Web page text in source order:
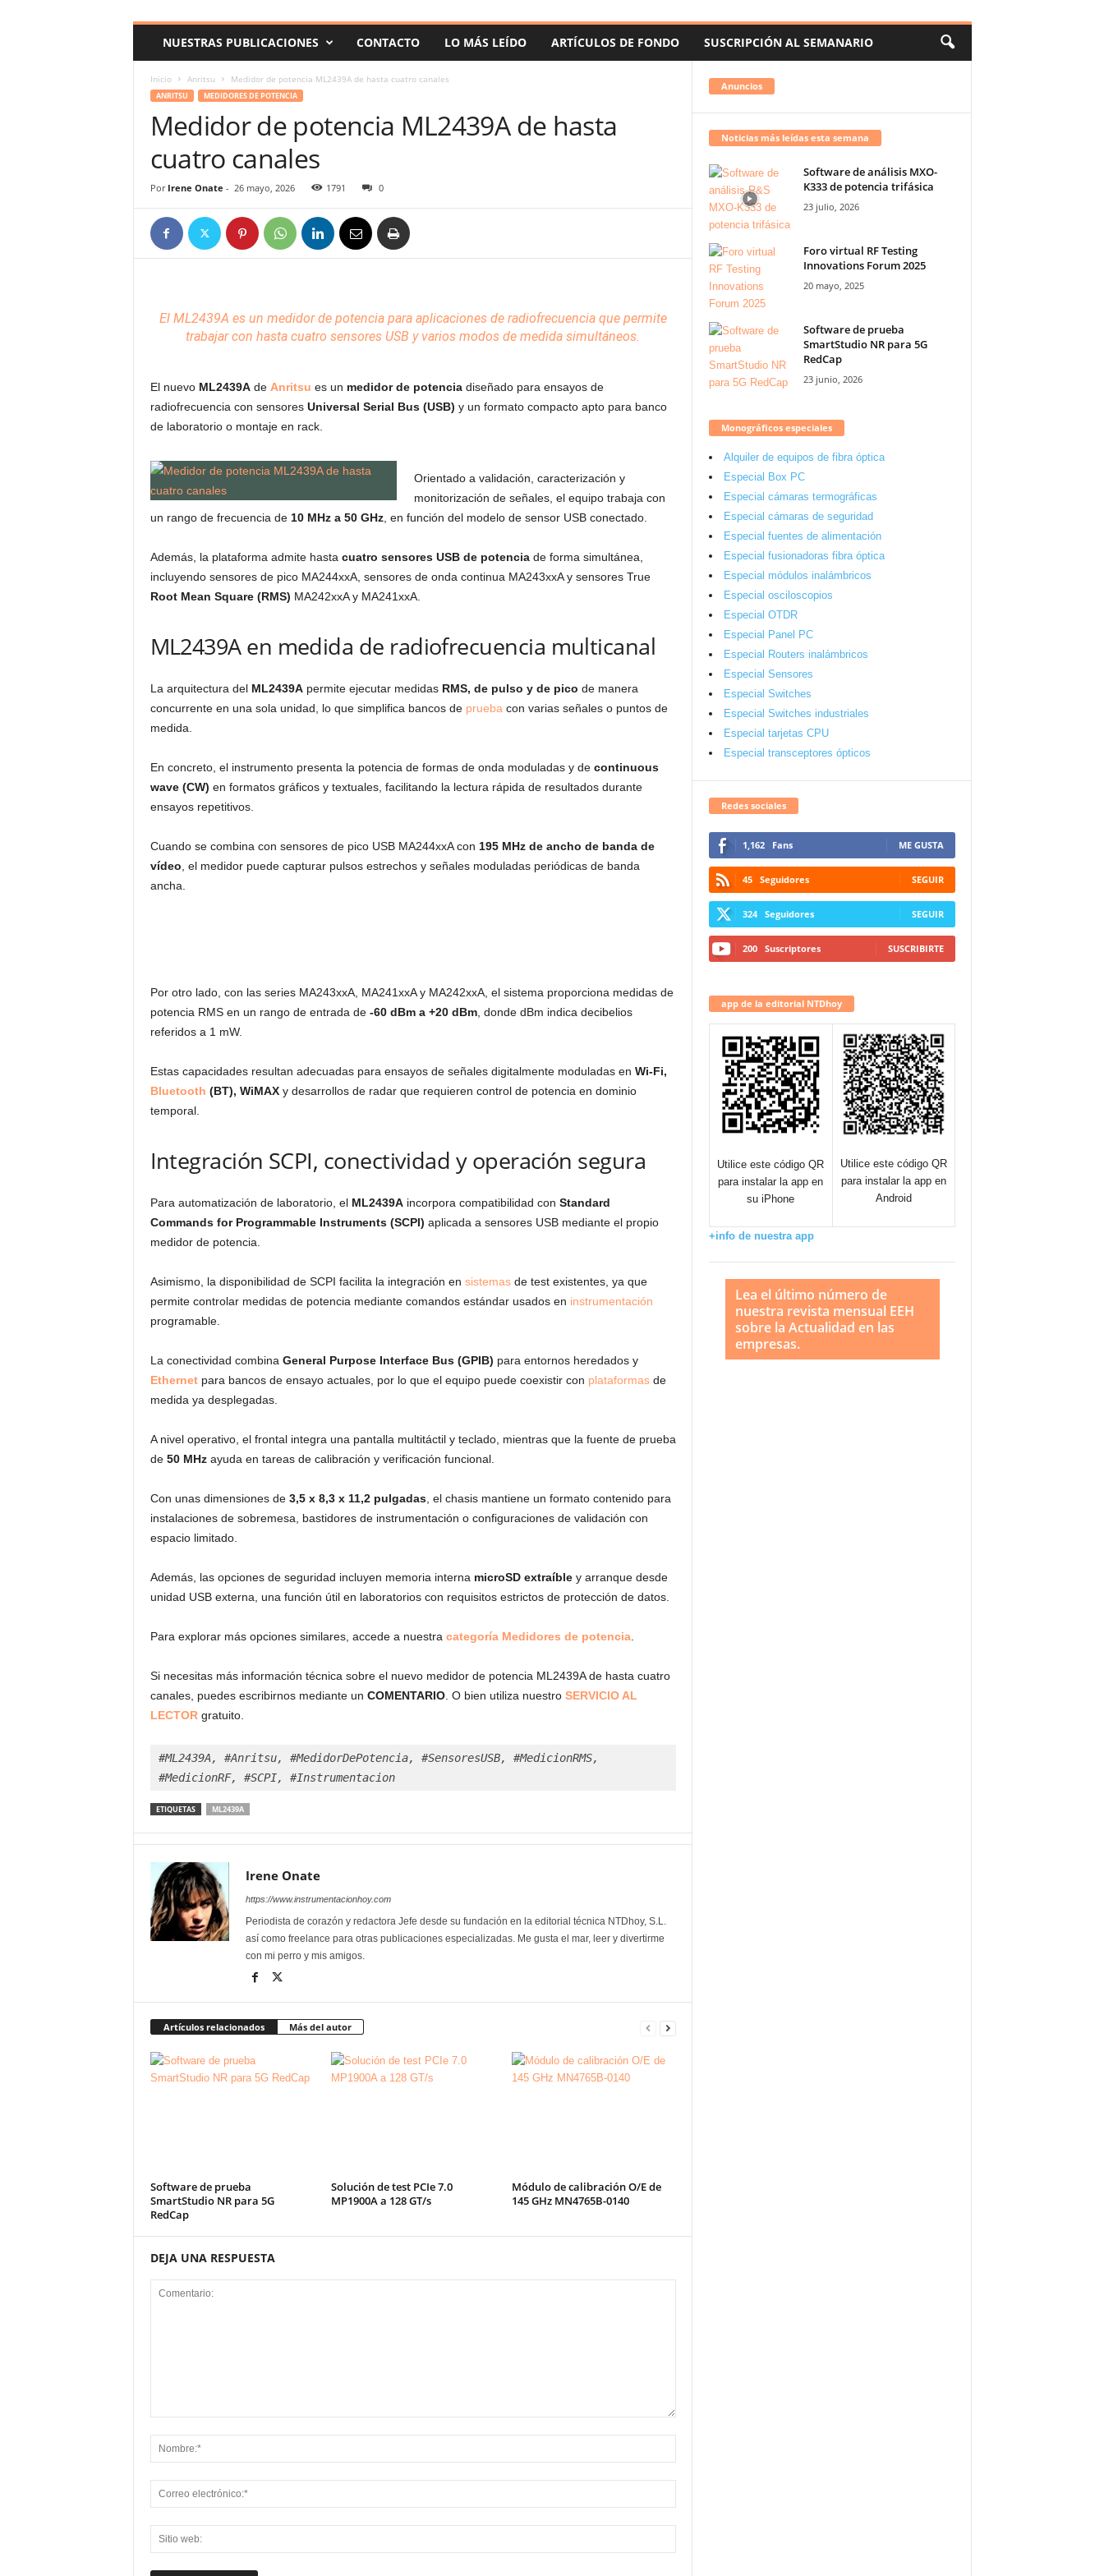
o
NUESTRAS PUBLICACIONES CONTACTO LO MÁS LEÍDO ARTÍCULOS DE FONDO SUSCRIPCIÓN AL SEMANARIO
Inicio Anritsu Medidor de potencia ML2439A de hasta cuatro canales
ANRITSU MEDIDORES DE POTENCIA
Medidor de potencia ML2439A de hasta
cuatro canales
Por Irene Onate - 26 mayo, 2026 1791 0
El ML2439A es un medidorde potenciapara aplicaciones de radiofrecuencia que permite
trabajar con hasta cuatro sensores USB y varios modos de medida simultáneos.
El nuevo ML2439Ade Anritsu es un medidor de potenciadiseñado para ensayos de
radiofrecuencia con sensores Universal Serial Bus (USB) y un formato compacto apto para banco
de laboratorio o montaje en rack.
Orientado a validación, caracterización y
monitorización de señales, el equipo trabaja con
un rango de frecuencia de 10 MHz a 50 GHz, en función del modelo de sensor USB conectado.
Además, la plataforma admite hasta cuatro sensores USB de potenciade forma simultánea,
incluyendo sensores de pico MA244xxA, sensores de onda continua MA243xxA y sensores True
Root Mean Square (RMS) MA242xxA y MA241xxA.
ML2439A en medida de radiofrecuencia multicanal
La arquitectura del ML2439Apermite ejecutar medidas RMS, de pulso y de pico de manera
concurrente en una sola unidad, lo que simplifica bancos de prueba con varias señales o puntos de
medida.
En concreto, el instrumento presenta la potencia de formas de onda moduladas y de continuous
wave (CW) en formatos gráficos y textuales, facilitando la lectura rápida de resultados durante
ensayos repetitivos.
Cuando se combina con sensores de pico USB MA244xxA con 195 MHz de ancho de banda de
vídeo , el medidor puede capturar pulsos estrechos y señales moduladas periódicas de banda
ancha.
Por otro lado, con las series MA243xxA, MA241xxA y MA242xxA, el sistema proporciona medidas de
potencia RMS en un rango de entrada de -60 dBm a +20 dBm, donde dBm indica decibelios
referidos a 1 mW.
Estas capacidades resultan adecuadas para ensayos de señales digitalmente moduladas en Wi-Fi,
Bluetooth (BT), WiMAXy desarrollos de radar que requieren control de potencia en dominio
temporal.
Integración SCPI, conectividad y operación segura
Para automatización de laboratorio, el ML2439Aincorpora compatibilidad con Standard
Commands for Programmable Instruments (SCPI) aplicada a sensores USB mediante el propio
medidor de potencia.
Asimismo, la disponibilidad de SCPI facilita la integración en sistemasde test existentes, ya que
permite controlar medidas de potencia mediante comandos estándar usados en instrumentación
programable.
La conectividad combina General Purpose Interface Bus (GPIB) para entornos heredados y
Ethernetpara bancos de ensayo actuales, por lo que el equipo puede coexistir con plataformasde
medida ya desplegadas.
A nivel operativo, el frontal integra una pantalla multitáctil y teclado, mientras que la fuente de prueba
de 50 MHzayuda en tareas de calibración y verificación funcional.
Con unas dimensiones de 3,5 x 8,3 x 11,2 pulgadas, el chasis mantiene un formato contenido para
instalaciones de sobremesa, bastidores de instrumentación o configuraciones de validación con
espacio limitado.
Además, las opciones de seguridad incluyen memoria interna microSD extraíbley arranque desde
unidad USB externa, una función útil en laboratorios con requisitos estrictos de protección de datos.
Para explorar más opciones similares, accede a nuestra categoría Medidores de potencia.
Si necesitas más información técnica sobre el nuevo medidor de potencia ML2439A de hasta cuatro
canales, puedes escribirnos mediante un COMENTARIO. O bien utiliza nuestro SERVICIO AL
LECTORgratuito.
#ML2439A, #Anritsu, #MedidorDePotencia, #SensoresUSB, #MedicionRMS,
#MedicionRF, #SCPI, #Instrumentacion
ETIQUETAS ML2439A
Irene Onate
https://www.instrumentacionhoy.com
Periodista de corazón y redactora Jefe desde su fundación en la editorial técnica NTDhoy, S.L.
así como freelance para otras publicaciones especializadas. Me gusta el mar, leer y divertirme
con mi perro y mis amigos.
Artículos relacionados Más del autor
Software de prueba
SmartStudio NR para 5G
RedCap
Solución de test PCIe 7.0
MP1900A a 128 GT/s
Módulo de calibración O/E de
145 GHz MN4765B-0140
DEJA UNA RESPUESTA
Anuncios
Noticias más leídas esta semana
Software de análisis MXO-
K333 de potencia trifásica
23 julio, 2026
Foro virtual RF Testing
Innovations Forum 2025
20 mayo, 2025
Software de prueba
SmartStudio NR para 5G
RedCap
23 junio, 2026
Monográficos especiales
Alquiler de equipos de fibra óptica
Especial Box PC
Especial cámaras termográficas
Especial cámaras de seguridad
Especial fuentes de alimentación
Especial fusionadoras fibra óptica
Especial módulos inalámbricos
Especial osciloscopios
Especial OTDR
Especial Panel PC
Especial Routers inalámbricos
Especial Sensores
Especial Switches
Especial Switches industriales
Especial tarjetas CPU
Especial transceptores ópticos
Redes sociales
1,162 Fans ME GUSTA
45 Seguidores SEGUIR
324 Seguidores SEGUIR
200 Suscriptores SUSCRIBIRTE
app de la editorial NTDhoy
Utilice este código QR
para instalar la app en
su iPhone
Utilice este código QR
para instalar la app en
Android
+info de nuestra app
Lea el último número de
nuestra revista mensual EEH
sobre la Actualidad en las
empresas.